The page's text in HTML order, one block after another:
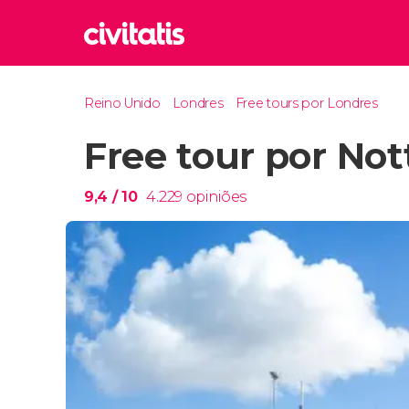
Itália
Reino
Turquia
Reino Unido Londres Free tours por Londres
Free tour por
9,4 / 10 4.229 opiniões